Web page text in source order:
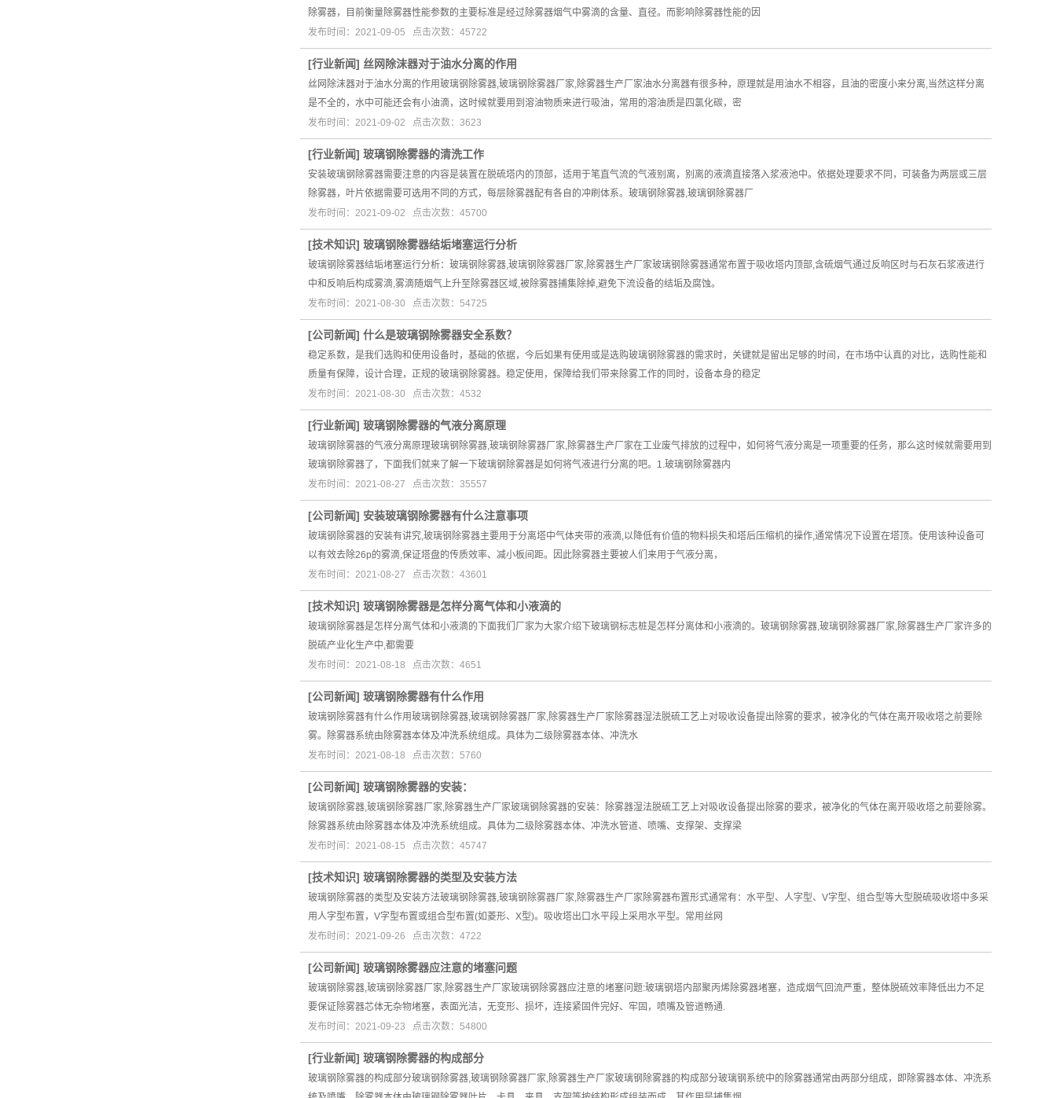
除雾器，目前衡量除雾器性能参数的主要标准是经过除雾器烟气中雾滴的含量、直径。而影响除雾器性能的因
发布时间：2021-09-05 点击次数：45722
[行业新闻] 丝网除沫器对于油水分离的作用
丝网除沫器对于油水分离的作用玻璃钢除雾器,玻璃钢除雾器厂家,除雾器生产厂家油水分离器有很多种，原理就是用油水不相容，且油的密度小来分离,当然这样分离
是不全的，水中可能还会有小油滴，这时候就要用到溶油物质来进行吸油，常用的溶油质是四氯化碳，密
发布时间：2021-09-02 点击次数：3623
[行业新闻] 玻璃钢除雾器的清洗工作
安装玻璃钢除雾器需要注意的内容是装置在脱硫塔内的顶部，适用于笔直气流的气液别离，别离的液滴直接落入浆液池中。依据处理要求不同，可装备为两层或三层
除雾器，叶片依据需要可选用不同的方式，每层除雾器配有各自的冲刷体系。玻璃钢除雾器,玻璃钢除雾器厂
发布时间：2021-09-02 点击次数：45700
[技术知识] 玻璃钢除雾器结垢堵塞运行分析
玻璃钢除雾器结垢堵塞运行分析：玻璃钢除雾器,玻璃钢除雾器厂家,除雾器生产厂家玻璃钢除雾器通常布置于吸收塔内顶部,含硫烟气通过反响区时与石灰石浆液进行
中和反响后构成雾滴,雾滴随烟气上升至除雾器区域,被除雾器捕集除掉,避免下流设备的结垢及腐蚀。
发布时间：2021-08-30 点击次数：54725
[公司新闻] 什么是玻璃钢除雾器安全系数？
稳定系数，是我们选购和使用设备时，基础的依据，今后如果有使用或是选购玻璃钢除雾器的需求时，关键就是留出足够的时间，在市场中认真的对比，选购性能和
质量有保障，设计合理，正规的玻璃钢除雾器。稳定使用，保障给我们带来除雾工作的同时，设备本身的稳定
发布时间：2021-08-30 点击次数：4532
[行业新闻] 玻璃钢除雾器的气液分离原理
玻璃钢除雾器的气液分离原理玻璃钢除雾器,玻璃钢除雾器厂家,除雾器生产厂家在工业废气排放的过程中，如何将气液分离是一项重要的任务，那么这时候就需要用到
玻璃钢除雾器了，下面我们就来了解一下玻璃钢除雾器是如何将气液进行分离的吧。1.玻璃钢除雾器内
发布时间：2021-08-27 点击次数：35557
[公司新闻] 安装玻璃钢除雾器有什么注意事项
玻璃钢除雾器的安装有讲究,玻璃钢除雾器主要用于分离塔中气体夹带的液滴,以降低有价值的物料损失和塔后压缩机的操作,通常情况下设置在塔顶。使用该种设备可
以有效去除26p的雾滴,保证塔盘的传质效率、减小板间距。因此除雾器主要被人们来用于气液分离，
发布时间：2021-08-27 点击次数：43601
[技术知识] 玻璃钢除雾器是怎样分离气体和小液滴的
玻璃钢除雾器是怎样分离气体和小液滴的下面我们厂家为大家介绍下玻璃钢标志桩是怎样分离体和小液滴的。玻璃钢除雾器,玻璃钢除雾器厂家,除雾器生产厂家许多的
脱硫产业化生产中,都需要
发布时间：2021-08-18 点击次数：4651
[公司新闻] 玻璃钢除雾器有什么作用
玻璃钢除雾器有什么作用玻璃钢除雾器,玻璃钢除雾器厂家,除雾器生产厂家除雾器湿法脱硫工艺上对吸收设备提出除雾的要求，被净化的气体在离开吸收塔之前要除
雾。除雾器系统由除雾器本体及冲洗系统组成。具体为二级除雾器本体、冲洗水
发布时间：2021-08-18 点击次数：5760
[公司新闻] 玻璃钢除雾器的安装：
玻璃钢除雾器,玻璃钢除雾器厂家,除雾器生产厂家玻璃钢除雾器的安装：除雾器湿法脱硫工艺上对吸收设备提出除雾的要求，被净化的气体在离开吸收塔之前要除雾。
除雾器系统由除雾器本体及冲洗系统组成。具体为二级除雾器本体、冲洗水管道、喷嘴、支撑架、支撑梁
发布时间：2021-08-15 点击次数：45747
[技术知识] 玻璃钢除雾器的类型及安装方法
玻璃钢除雾器的类型及安装方法玻璃钢除雾器,玻璃钢除雾器厂家,除雾器生产厂家除雾器布置形式通常有：水平型、人字型、V字型、组合型等大型脱硫吸收塔中多采
用人字型布置，V字型布置或组合型布置(如菱形、X型)。吸收塔出口水平段上采用水平型。常用丝网
发布时间：2021-09-26 点击次数：4722
[公司新闻] 玻璃钢除雾器应注意的堵塞问题
玻璃钢除雾器,玻璃钢除雾器厂家,除雾器生产厂家玻璃钢除雾器应注意的堵塞问题:玻璃钢塔内部聚丙烯除雾器堵塞，造成烟气回流严重，整体脱硫效率降低出力不足
要保证除雾器芯体无杂物堵塞，表面光洁，无变形、损坏，连接紧固件完好、牢固，喷嘴及管道畅通.
发布时间：2021-09-23 点击次数：54800
[行业新闻] 玻璃钢除雾器的构成部分
玻璃钢除雾器的构成部分玻璃钢除雾器,玻璃钢除雾器厂家,除雾器生产厂家玻璃钢除雾器的构成部分玻璃钢系统中的除雾器通常由两部分组成，即除雾器本体、冲洗系